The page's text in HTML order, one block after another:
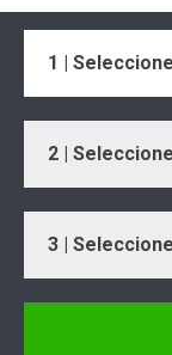
1 |
2 |
3 |